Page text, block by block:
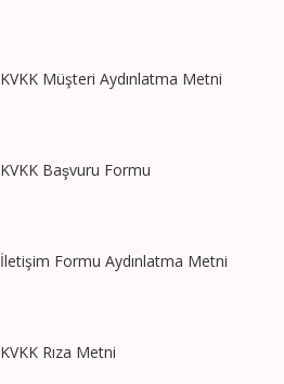
KVKK Müşteri Aydınlatma Metni
KVKK Başvuru Formu
İletişim Formu Aydınlatma Metni
KVKK Rıza Metni